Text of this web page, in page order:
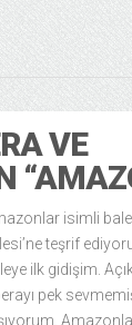
VE
isimli
teşrif
ilk gidişim.
pek